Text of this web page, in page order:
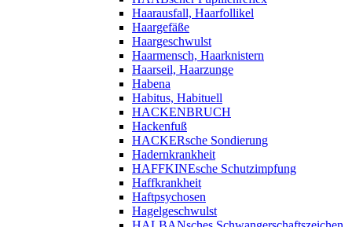
Haarausfall, Haarfollikel
Haargefäße
Haargeschwulst
Haarmensch, Haarknistern
Haarseil, Haarzunge
Habena
Habitus, Habituell
HACKENBRUCH
Hackenfuß
HACKERsche Sondierung
Hadernkrankheit
HAFFKINEsche Schutzimpfung
Haffkrankheit
Haftpsychosen
Hagelgeschwulst